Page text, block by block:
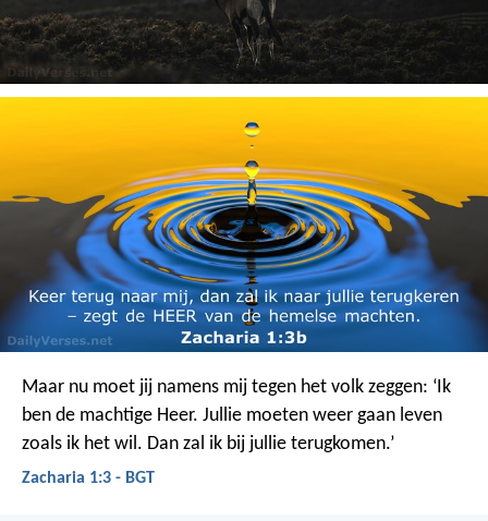
Maar nu moet jij namens mij tegen het volk zeggen: ‘Ik
ben de machtige Heer. Jullie moeten weer gaan leven
zoals ik het wil. Dan zal ik bij jullie terugkomen.’
Zacharia 1:3 - BGT